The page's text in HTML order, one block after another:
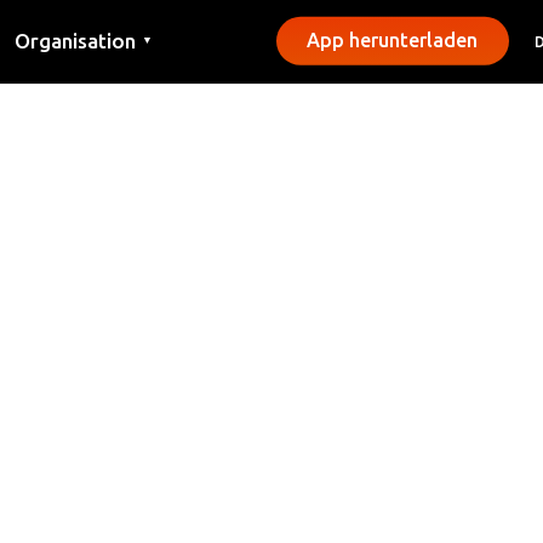
Organisation ▼ App herunterladen